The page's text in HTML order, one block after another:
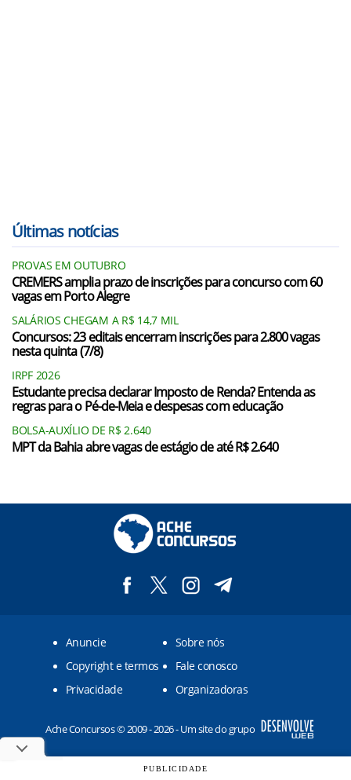
Últimas notícias
PROVAS EM OUTUBRO
CREMERS amplia prazo de inscrições para concurso com 60
vagas em Porto Alegre
SALÁRIOS CHEGAM A R$ 14,7 MIL
Concursos: 23 editais encerram inscrições para 2.800 vagas
nesta quinta (7/8)
IRPF 2026
Estudante precisa declarar Imposto de Renda? Entenda as
regras para o Pé-de-Meia e despesas com educação
BOLSA-AUXÍLIO DE R$ 2.640
MPT da Bahia abre vagas de estágio de até R$ 2.640
Anuncie
Sobre nós
Copyright e termos
Fale conosco
Privacidade
Organizadoras
Ache Concursos © 2009 - 2026 - Um site do grupo
PUBLICIDADE